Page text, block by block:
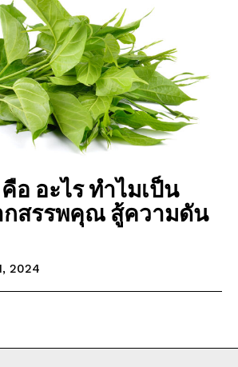
อ อะไร ทำไมเป็น
กสรรพคุณ สู้ความดัน
2024